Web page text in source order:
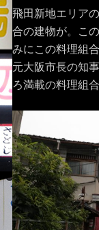
飛田新地エリア
合の建物が。こ
みにこの料理組
元大阪市長の知
ろ満載の料理組